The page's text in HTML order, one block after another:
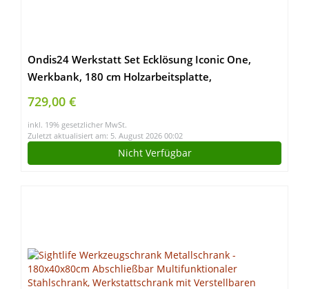
Ondis24 Werkstatt Set Ecklösung Iconic One,
Werkbank, 180 cm Holzarbeitsplatte,
Werkzeugschrank, Werkzeugwand Lochwand,
Haken Set, Metall
729,00 €
inkl. 19% gesetzlicher MwSt.
Zuletzt aktualisiert am: 5. August 2026 00:02
Nicht Verfügbar